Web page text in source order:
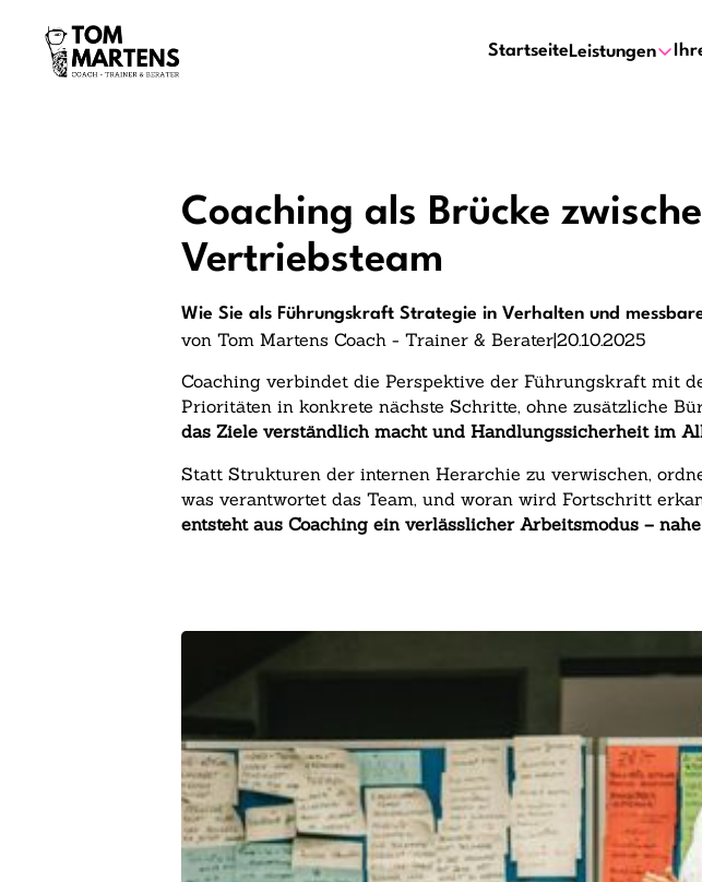
Startseite Leistungen
Coaching als Brücke
Vertriebsteam
Wie Sie als Führungskraft Strategie in Verhalten und
von Tom Martens Coach - Trainer & Berater|20.10.2025
Coaching verbindet die Perspektive der Führungskraft mit
Prioritäten in konkrete nächste Schritte, ohne zusätzliche
das Ziele verständlich macht und Handlungssicherheit im
Statt Strukturen der internen Herarchie zu verwischen,
was verantwortet das Team, und woran wird Fortschritt
entsteht aus Coaching ein verlässlicher Arbeitsmodus –